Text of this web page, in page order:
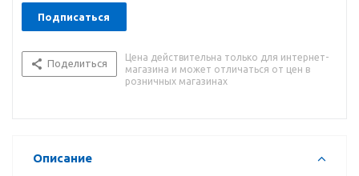
Подписаться
Поделиться
Цена действительна только для интернет-
магазина и может отличаться от цен в
розничных магазинах
Описание